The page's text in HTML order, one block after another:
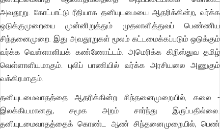
அவதூறு. கோட்பாட்டு ரீதியாக தனியுடமையை ஆதரிக்கின்ற, வர்க்க
ஒடுக்குமுறையை முன்னிறுத்தும் முதலாளித்துவப் பெண்ணிய
சிந்தனைமுறை. இது அவதூறுகள் மூலம் கட்டமைக்கப்படும் ஒடுக்கும்
வர்க்க வெள்ளாளியக் கண்ணோட்டம். அமெரிக்க கிறிஸ்துவ தமிழ்
வெள்ளாளியமாகும். புலிப் பாணியில் வர்க்க அரசியலை அணுகும்
வக்கிரமாகும்.
தனியுடமைவாதத்தை ஆதரிக்கின்ற சிந்தனைமுறையில், கலை -
இலக்கியமானது, சமூக அறம் சார்ந்து இருப்பதில்லை.
தனியுடமைவாதத்தைக் கொண்ட ஆண் சிந்தனைமுறையில், பெண்